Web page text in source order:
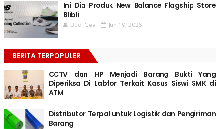
Ini Dia Produk New Balance Flagship Store
Blibli
Budi Gea Jun 19, 2026
BERITA TERPOPULER
CCTV dan HP Menjadi Barang Bukti Yang
Diperiksa Di Labfor Terkait Kasus Siswi SMK di
ATM
Distributor Terpal untuk Logistik dan Pengiriman
Barang